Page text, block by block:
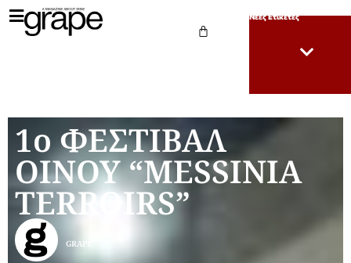
Νέες Ετικέτες
1ο ΦΕΣΤΙΒΑΛ
ΟΙΝΟΥ “MESSINIA
TERROIRS”
GRAPE